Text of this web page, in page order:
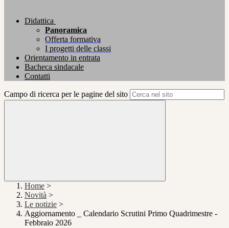
Didattica
Panoramica
Offerta formativa
I progetti delle classi
Orientamento in entrata
Bacheca sindacale
Contatti
Campo di ricerca per le pagine del sito
Home >
Novità >
Le notizie >
Aggiornamento _ Calendario Scrutini Primo Quadrimestre -
Febbraio 2026